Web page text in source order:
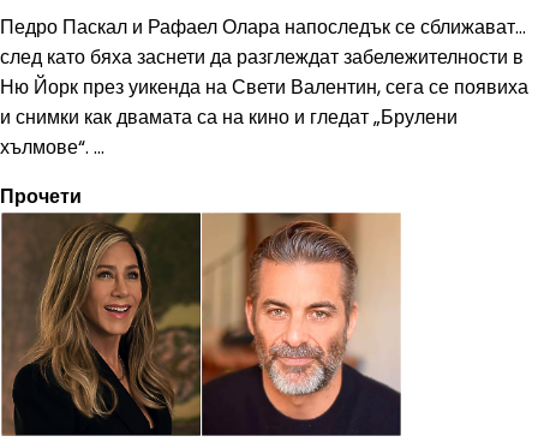
Педро Паскал и Рафаел Олара напоследък се сближават…
след като бяха заснети да разглеждат забележителности в
Ню Йорк през уикенда на Свети Валентин, сега се появиха
и снимки как двамата са на кино и гледат „Брулени
хълмове“. ...
Прочети